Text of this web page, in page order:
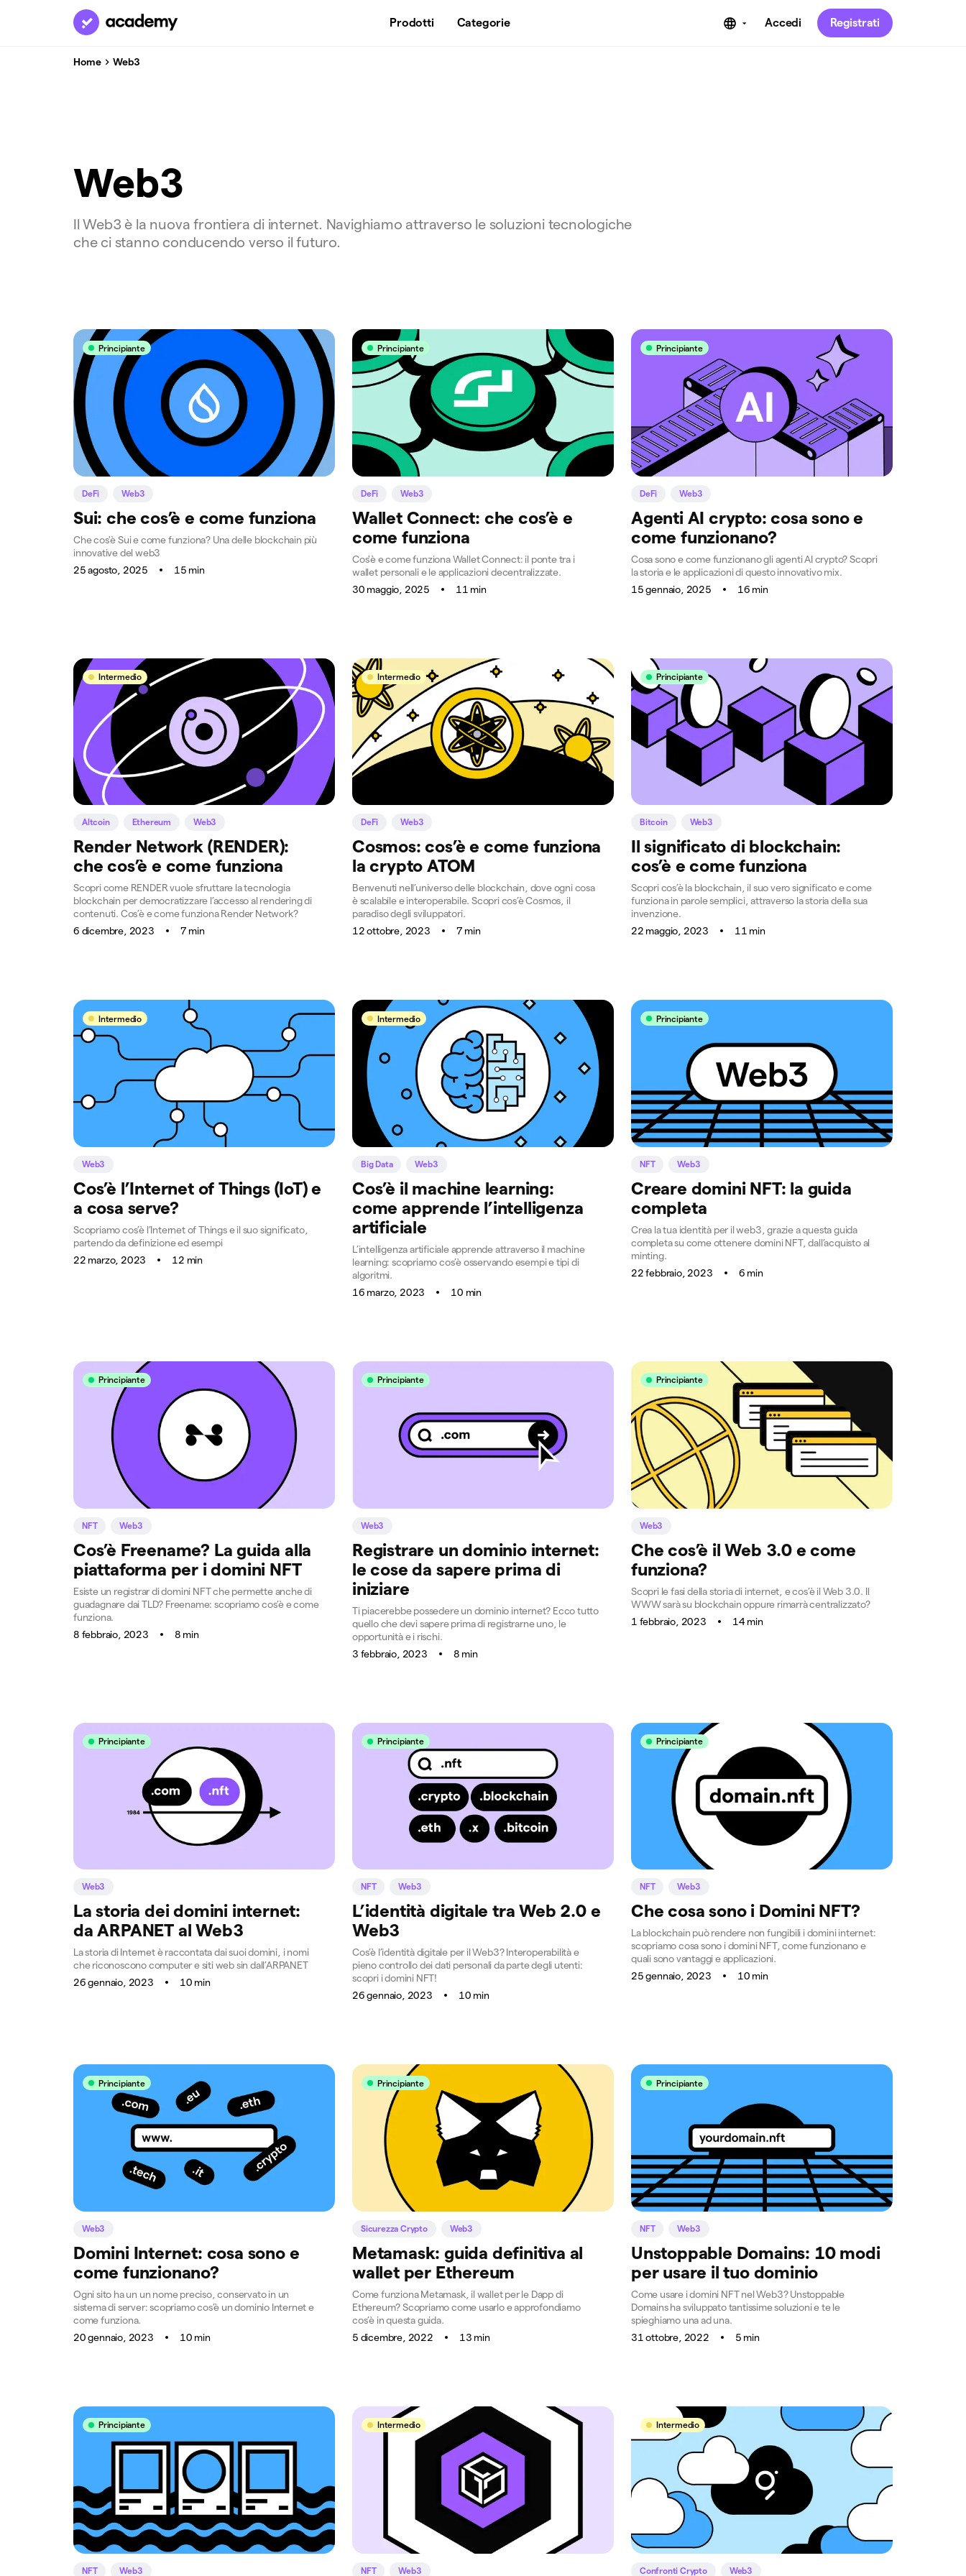
Prodotti Categorie Accedi Registrati
Home Web3
Web3
Il Web3 è la nuova frontiera di internet. Navighiamo attraverso le soluzioni tecnologiche
che ci stanno conducendo verso il futuro.
Principiante
DeFi Web3
Sui: che cos’è e come funziona
Che cos'è Sui e come funziona? Una delle blockchain più
innovative del web3
25 agosto, 2025
15 min
Principiante
DeFi Web3
Wallet Connect: che cos’è e
come funziona
Cos'è e come funziona Wallet Connect: il ponte tra i
wallet personali e le applicazioni decentralizzate.
30 maggio, 2025
11 min
Principiante
DeFi Web3
Agenti AI crypto: cosa sono e
come funzionano?
Cosa sono e come funzionano gli agenti AI crypto? Scopri
la storia e le applicazioni di questo innovativo mix.
15 gennaio, 2025
16 min
Intermedio
Altcoin Ethereum Web3
Render Network (RENDER):
che cos’è e come funziona
Scopri come RENDER vuole sfruttare la tecnologia
blockchain per democratizzare l’accesso al rendering di
contenuti. Cos’è e come funziona Render Network?
6 dicembre, 2023
7 min
Intermedio
DeFi Web3
Cosmos: cos’è e come funziona
la crypto ATOM
Benvenuti nell’universo delle blockchain, dove ogni cosa
è scalabile e interoperabile. Scopri cos’è Cosmos, il
paradiso degli sviluppatori.
12 ottobre, 2023
7 min
Principiante
Bitcoin Web3
Il significato di blockchain:
cos’è e come funziona
Scopri cos’è la blockchain, il suo vero significato e come
funziona in parole semplici, attraverso la storia della sua
invenzione.
22 maggio, 2023
11 min
Intermedio
Web3
Cos’è l’Internet of Things (IoT) e
a cosa serve?
Scopriamo cos’è l’Internet of Things e il suo significato,
partendo da definizione ed esempi
22 marzo, 2023
12 min
Intermedio
Big Data Web3
Cos’è il machine learning:
come apprende l’intelligenza
artificiale
L’intelligenza artificiale apprende attraverso il machine
learning: scopriamo cos’è osservando esempi e tipi di
algoritmi.
16 marzo, 2023
10 min
Principiante
NFT Web3
Creare domini NFT: la guida
completa
Crea la tua identità per il web3, grazie a questa guida
completa su come ottenere domini NFT, dall’acquisto al
minting.
22 febbraio, 2023
6 min
Principiante
NFT Web3
Cos’è Freename? La guida alla
piattaforma per i domini NFT
Esiste un registrar di domini NFT che permette anche di
guadagnare dai TLD? Freename: scopriamo cos’è e come
funziona.
8 febbraio, 2023
8 min
Principiante
Web3
Registrare un dominio internet:
le cose da sapere prima di
iniziare
Ti piacerebbe possedere un dominio internet? Ecco tutto
quello che devi sapere prima di registrarne uno, le
opportunità e i rischi.
3 febbraio, 2023
8 min
Principiante
Web3
Che cos’è il Web 3.0 e come
funziona?
Scopri le fasi della storia di internet, e cos’è il Web 3.0. Il
WWW sarà su blockchain oppure rimarrà centralizzato?
1 febbraio, 2023
14 min
Principiante
Web3
La storia dei domini internet:
da ARPANET al Web3
La storia di Internet è raccontata dai suoi domini, i nomi
che riconoscono computer e siti web sin dall’ARPANET
26 gennaio, 2023
10 min
Principiante
NFT Web3
L’identità digitale tra Web 2.0 e
Web3
Cos’è l’identità digitale per il Web3? Interoperabilità e
pieno controllo dei dati personali da parte degli utenti:
scopri i domini NFT!
26 gennaio, 2023
10 min
Principiante
NFT Web3
Che cosa sono i Domini NFT?
La blockchain può rendere non fungibili i domini internet:
scopriamo cosa sono i domini NFT, come funzionano e
quali sono vantaggi e applicazioni.
25 gennaio, 2023
10 min
Principiante
Web3
Domini Internet: cosa sono e
come funzionano?
Ogni sito ha un un nome preciso, conservato in un
sistema di server: scopriamo cos’è un dominio Internet e
come funziona.
20 gennaio, 2023
10 min
Principiante
Sicurezza Crypto Web3
Metamask: guida definitiva al
wallet per Ethereum
Come funziona Metamask, il wallet per le Dapp di
Ethereum? Scopriamo come usarlo e approfondiamo
cos’è in questa guida.
5 dicembre, 2022
13 min
Principiante
NFT Web3
Unstoppable Domains: 10 modi
per usare il tuo dominio
Come usare i domini NFT nel Web3? Unstoppable
Domains ha sviluppato tantissime soluzioni e te le
spieghiamo una ad una.
31 ottobre, 2022
5 min
Principiante
NFT Web3
Intermedio
NFT Web3
Intermedio
Confronti Crypto Web3